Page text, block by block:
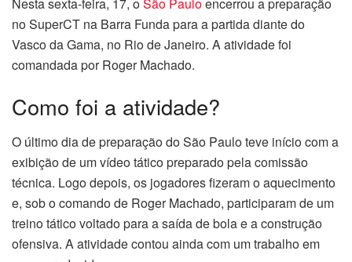
no SuperCT na Barra Funda para a partida diante do
Vasco da Gama, no Rio de Janeiro. A atividade foi
comandada por Roger Machado.
Como foi a atividade?
O último dia de preparação do São Paulo teve início com a
exibição de um vídeo tático preparado pela comissão
técnica. Logo depois, os jogadores fizeram o aquecimento
e, sob o comando de Roger Machado, participaram de um
treino tático voltado para a saída de bola e a construção
ofensiva. A atividade contou ainda com um trabalho em